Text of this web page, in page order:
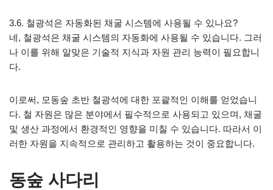
3.6. 철광석은 자동화된 채굴 시스템에 사용될 수 있나요?
네, 철광석은 채굴 시스템의 자동화에 사용될 수 있습니다. 그러
나 이를 위해 알맞은 기술적 지식과 자원 관리 능력이 필요합니
다.
이로써, 모동숲 초반 철광석에 대한 포괄적인 이해를 얻었습니
다. 철 자원은 많은 분야에서 필수적으로 사용되고 있으며, 채굴
및 생산 과정에서 환경적인 영향을 미칠 수 있습니다. 따라서 이
러한 자원을 지속적으로 관리하고 활용하는 것이 중요합니다.
동숲 사다리